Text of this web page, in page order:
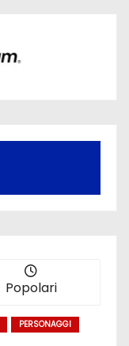
Popolari
PERSONAGGI